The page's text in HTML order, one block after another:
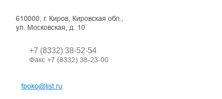
610000, г. Киров, Кировская обл.,
ул. Московская, д. 10
+7 (8332) 38-52-54
Факс +7 (8332) 38-23-00
fpoko@list.ru